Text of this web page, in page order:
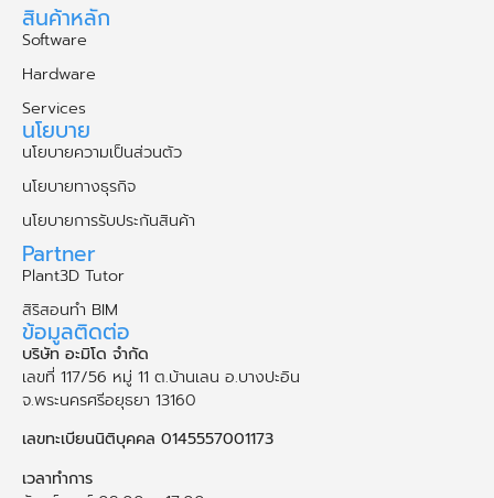
สินค้าหลัก
Software
Hardware
Services
นโยบาย
นโยบายความเป็นส่วนตัว
นโยบายทางธุรกิจ
นโยบายการรับประกันสินค้า
Partner
Plant3D Tutor
สิริสอนทำ BIM
ข้อมูลติดต่อ
บริษัท อะมิโด จำกัด
เลขที่ 117/56 หมู่ 11 ต.บ้านเลน อ.บางปะอิน
จ.พระนคร​ศรี​อยุธยา​ 13160
เลขทะเบียนนิติบุคคล 0145557001173
เวลาทำการ